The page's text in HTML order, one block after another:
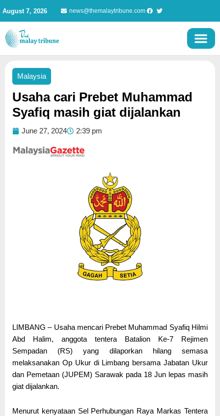
content
August 7, 2026 news@themalaytribune.com
Malaysia
Usaha cari Prebet Muhammad
Syafiq masih giat dijalankan
June 27, 2024 2:39 pm
LIMBANG – Usaha mencari Prebet Muhammad Syafiq Hilmi
Abd Halim, anggota tentera Batalion Ke-7 Rejimen
Sempadan (RS) yang dilaporkan hilang semasa
melaksanakan Op Ukur di Limbang bersama Jabatan Ukur
dan Pemetaan (JUPEM) Sarawak pada 18 Jun lepas masih
giat dijalankan.
Menurut kenyataan Sel Perhubungan Raya Markas Tentera